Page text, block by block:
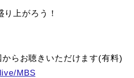
上がろう！
らお聴きいただけます(有料)
MBS